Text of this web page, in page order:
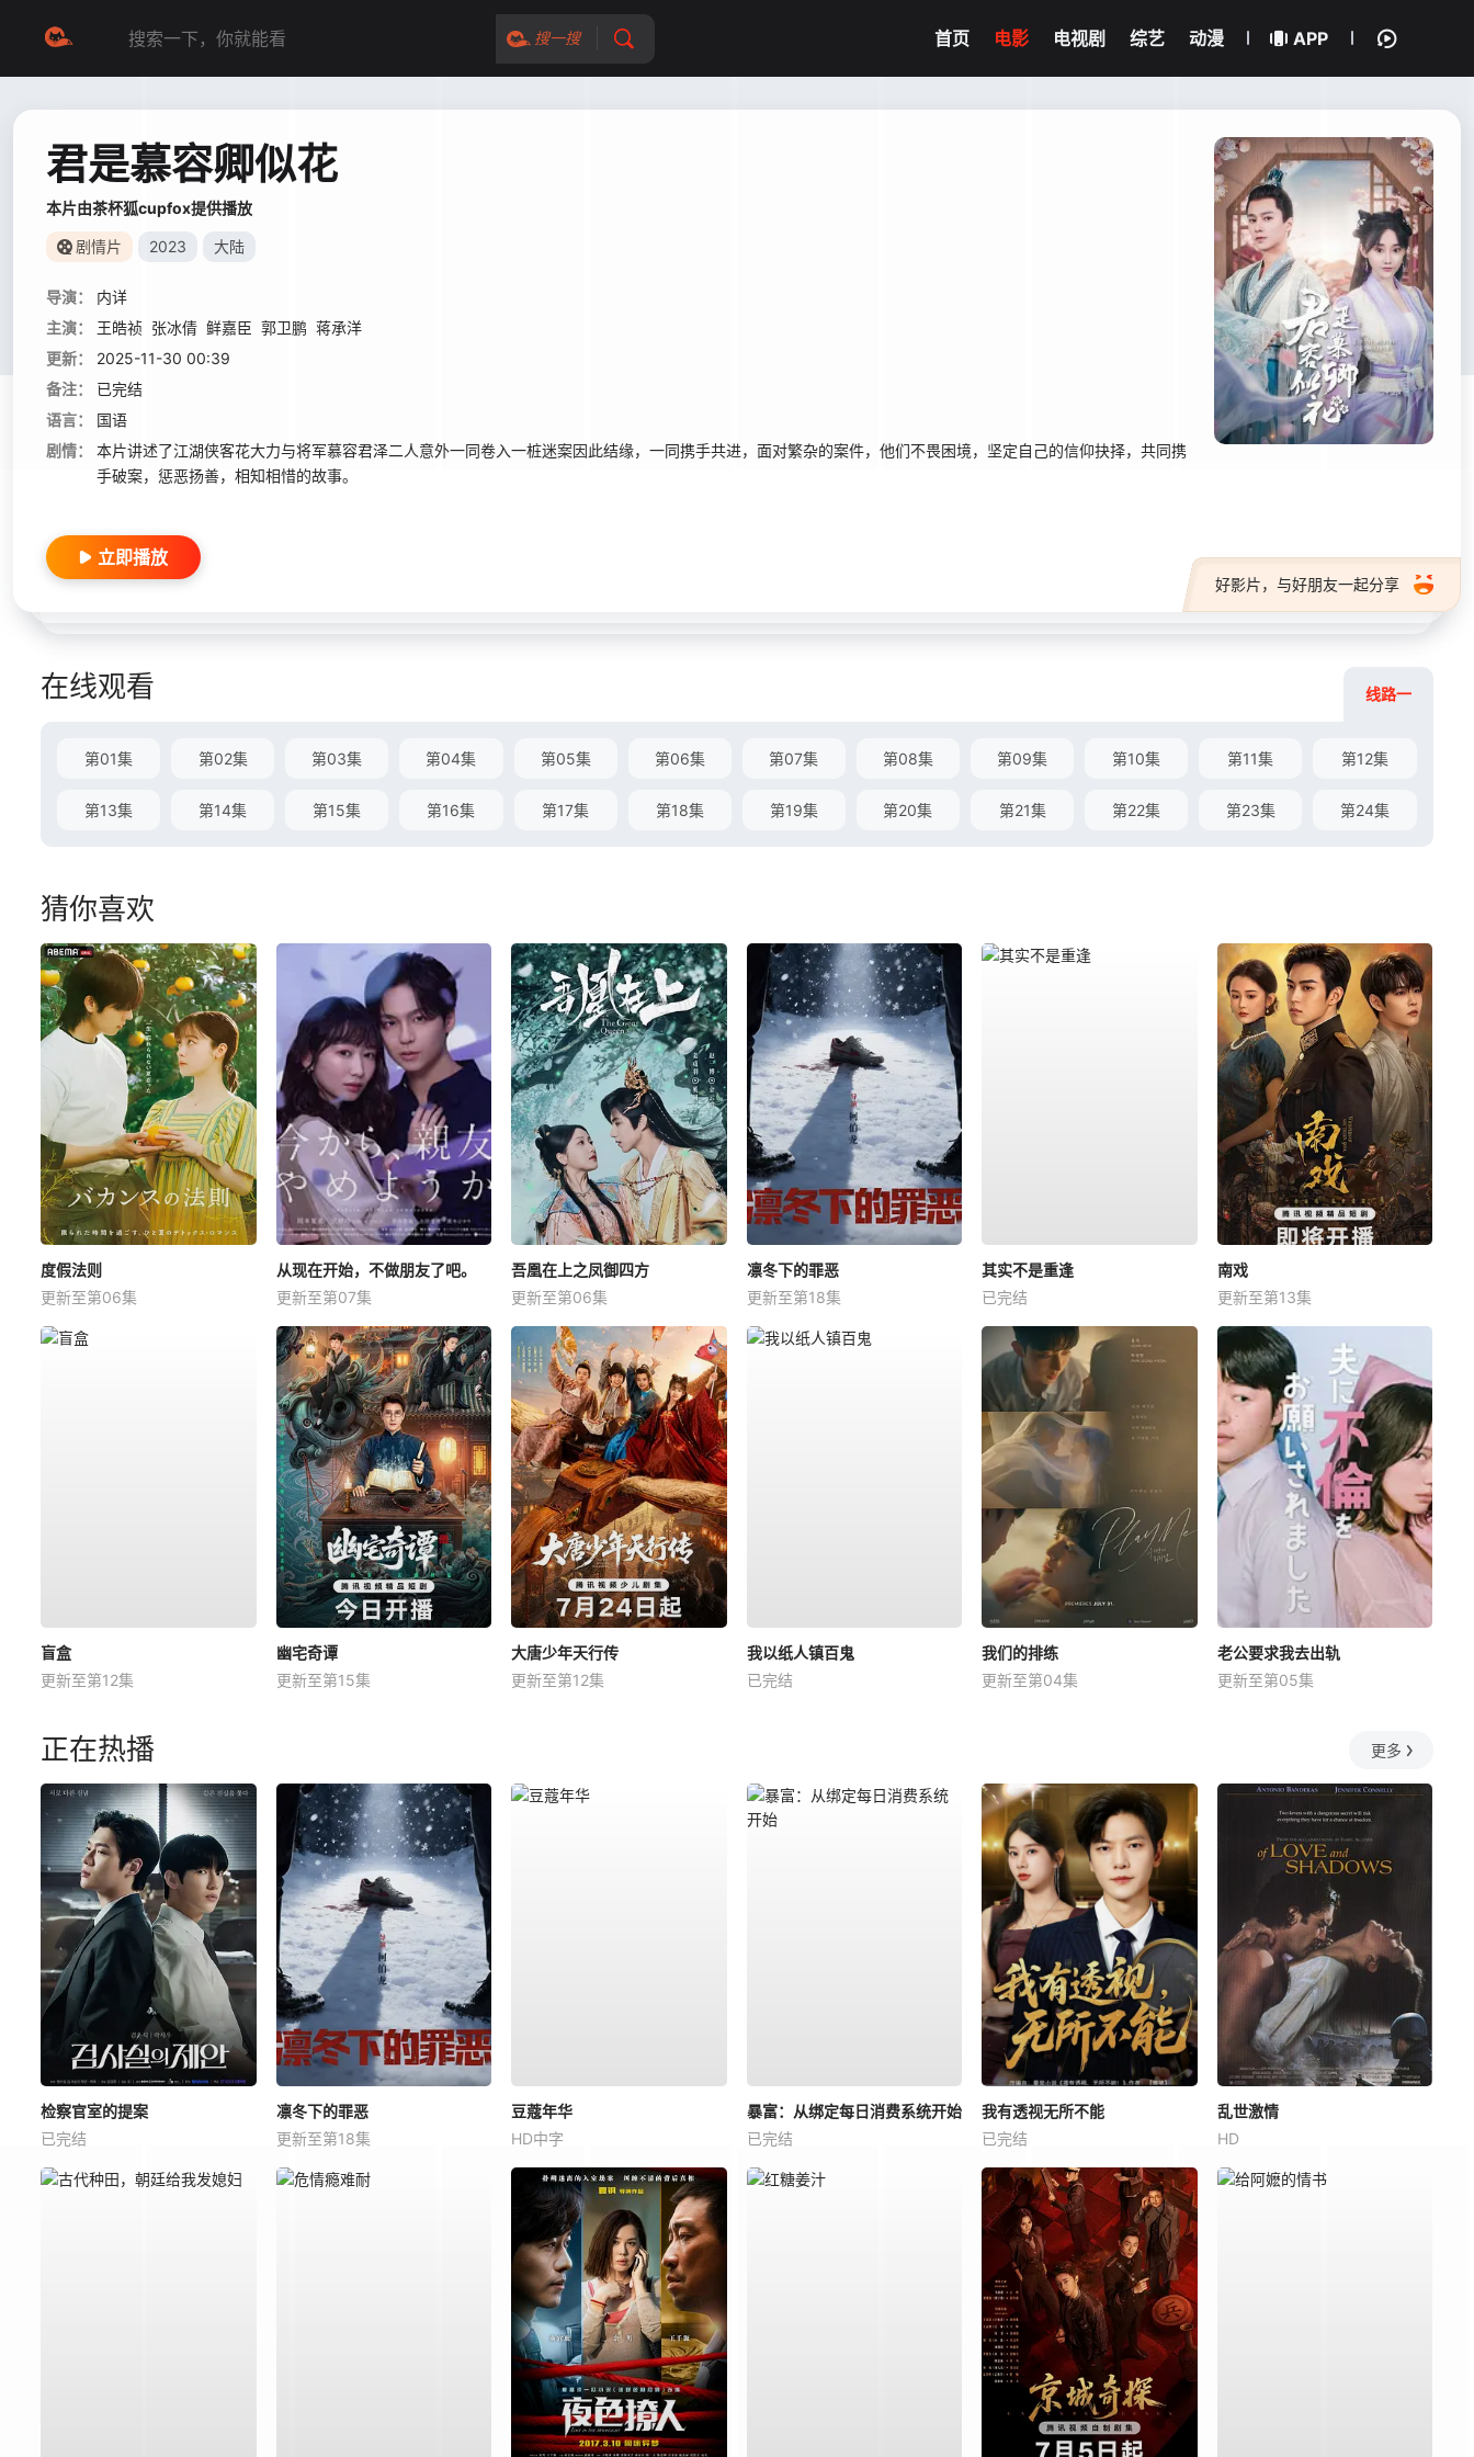
搜一搜 首页 电影 电视剧 综艺 动漫 APP
君是慕容卿似花
本片由茶杯狐cupfox提供播放
剧情片 2023 大陆
导演：
内详
主演：
王皓祯 张冰倩 鲜嘉臣 郭卫鹏 蒋承洋
更新：
2025-11-30 00:39
备注：
已完结
语言：
国语
剧情：
本片讲述了江湖侠客花大力与将军慕容君泽二人意外一同卷入一桩迷案因此结缘，一同携手共进，面对繁杂的案件，他们不畏困境，坚定自己的信仰抉择，共同携
手破案，惩恶扬善，相知相惜的故事。
好影片，与好朋友一起分享
立即播放
在线观看 线路一
第01集 第02集 第03集 第04集 第05集 第06集 第07集 第08集 第09集 第10集 第11集 第12集
第13集 第14集 第15集 第16集 第17集 第18集 第19集 第20集 第21集 第22集 第23集 第24集
猜你喜欢
度假法则
更新至第06集
从现在开始，不做朋友了吧。
更新至第07集
吾凰在上之凤御四方
更新至第06集
凛冬下的罪恶
更新至第18集
其实不是重逢
已完结
南戏
更新至第13集
盲盒
更新至第12集
幽宅奇谭
更新至第15集
大唐少年天行传
更新至第12集
我以纸人镇百鬼
已完结
我们的排练
更新至第04集
老公要求我去出轨
更新至第05集
正在热播 更多
检察官室的提案
已完结
凛冬下的罪恶
更新至第18集
豆蔻年华
HD中字
暴富：从绑定每日消费系统开始
已完结
我有透视无所不能
已完结
乱世激情
HD